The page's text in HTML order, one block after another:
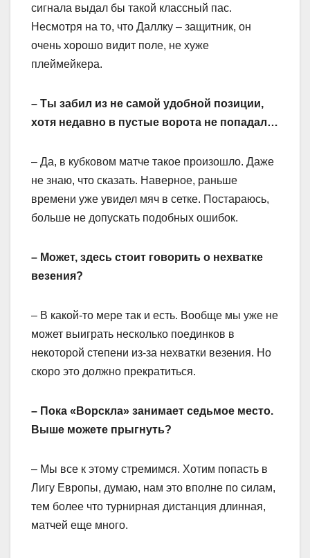
сигнала выдал бы такой классный пас.
Несмотря на то, что Даллку – защитник, он
очень хорошо видит поле, не хуже
плеймейкера.
– Ты забил из не самой удобной позиции,
хотя недавно в пустые ворота не попадал…
– Да, в кубковом матче такое произошло. Даже
не знаю, что сказать. Наверное, раньше
времени уже увидел мяч в сетке. Постараюсь,
больше не допускать подобных ошибок.
– Может, здесь стоит говорить о нехватке
везения?
– В какой-то мере так и есть. Вообще мы уже не
может выиграть несколько поединков в
некоторой степени из-за нехватки везения. Но
скоро это должно прекратиться.
– Пока «Ворскла» занимает седьмое место.
Выше можете прыгнуть?
– Мы все к этому стремимся. Хотим попасть в
Лигу Европы, думаю, нам это вполне по силам,
тем более что турнирная дистанция длинная,
матчей еще много.